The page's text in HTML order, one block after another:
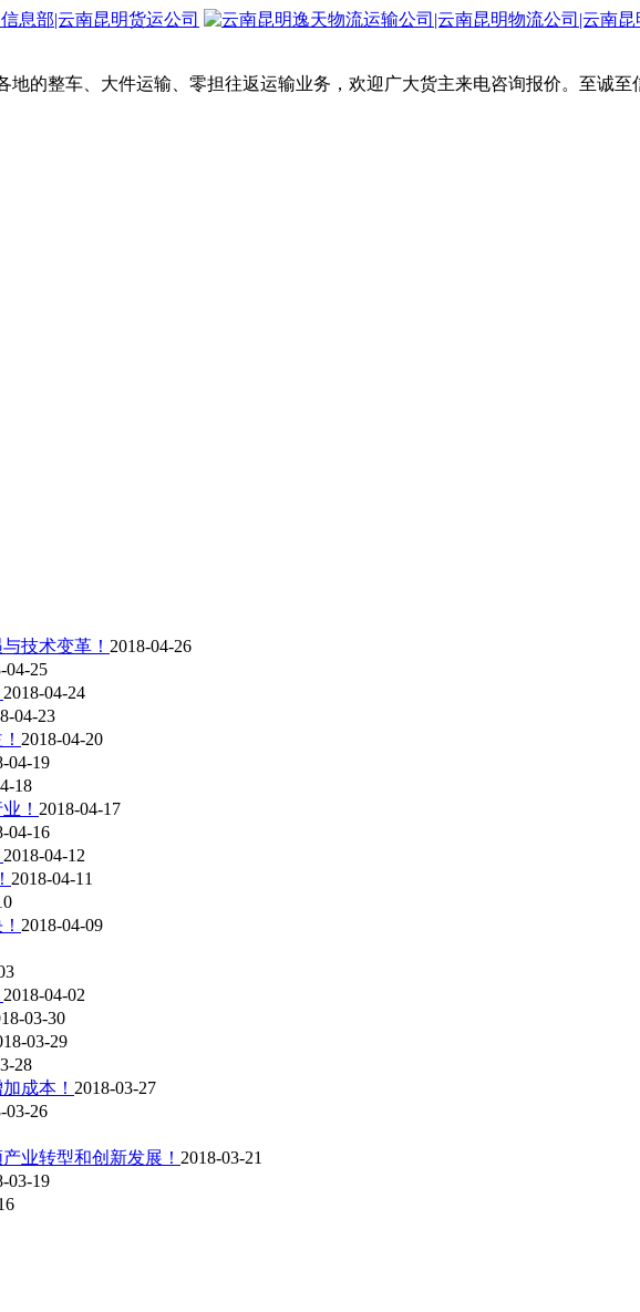
的整车、大件运输、零担往返运输业务，欢迎广大货主来电咨询报价。至诚至
技术变革！ 2018-04-26
04-25
2018-04-24
04-23
2018-04-20
04-19
18
！ 2018-04-17
04-16
2018-04-12
2018-04-11
2018-04-09
2018-04-02
03-30
03-29
28
成本！ 2018-03-27
03-26
业转型和创新发展！ 2018-03-21
03-19